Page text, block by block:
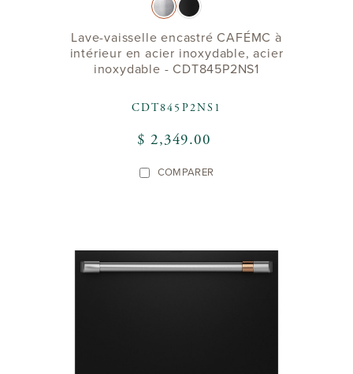
Lave-vaisselle encastré CAFÉMC à
intérieur en acier inoxydable, acier
inoxydable - CDT845P2NS1
CDT845P2NS1
$ 2,349.00
COMPARER